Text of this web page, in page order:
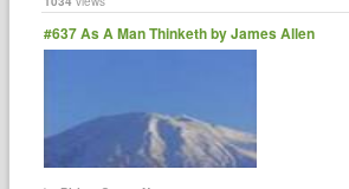
#637 As A Man Thinketh by James Allen